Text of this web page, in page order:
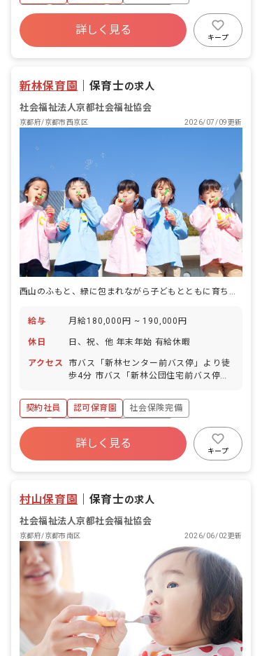
有給
残業少なめ 社会福祉法人
詳しく見る
キープ
新林保育園 保育士の求人
社会福祉法人京都社会福祉協会
京都府/京都市西京区 2026/07/09更新
給与 月給180,000円 ~ 190,000円
休日 日、祝、他 年末年始 有給休暇
アクセス
市バス「新林センター前バス停」より徒
歩4分 市バス「新林公団住宅前バス停」
契約社員
認可保育園
社会保険完備
有給
残業少なめ
社会福祉法人
アットホーム
詳しく見る
キープ
村山保育園 保育士の求人
社会福祉法人京都社会福祉協会
京都府/京都市南区 2026/06/02更新